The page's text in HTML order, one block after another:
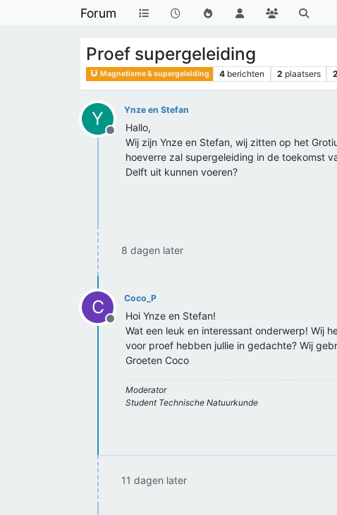
Forum
Proef supergeleiding
Magnetisme & supergeleiding 4 berichten 2 plaatsers
Y
Offline
Ynze en Stefan
Hallo,
Wij zijn Ynze en Stefan, wij zitten op het
hoeverre zal supergeleiding in de toekomst
Delft uit kunnen voeren?
8 dagen later
C
Offline
Coco_P
Hoi Ynze en Stefan!
Wat een leuk en interessant onderwerp! Wij
voor proef hebben jullie in gedachte? Wij
Groeten Coco
Moderator
Student Technische Natuurkunde
11 dagen later